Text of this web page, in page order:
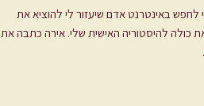
לחפש באינטרנט אדם שיעזור לי להוציא את
כולה להיסטוריה האישית שלי. אירה כתבה את